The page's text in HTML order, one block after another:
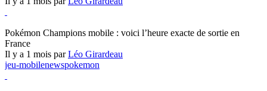
Pokémon Champions mobile : voici l’heure exacte de sortie en
France
Il y a 1 mois parLéo Girardeau
jeu-mobilenewspokemon